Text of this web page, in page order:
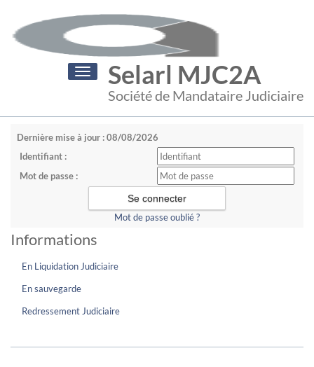
Selarl MJC2A
Société de Mandataire Judiciaire
Toggle
navigation
Dernière mise à jour : 08/08/2026
Identifiant :
Mot de passe :
Mot de passe oublié ?
Informations
En Liquidation Judiciaire
En sauvegarde
Redressement Judiciaire